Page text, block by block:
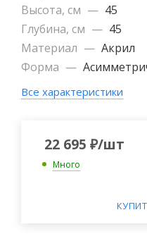
Высота, см — 45
Глубина, см — 45
Материал — Акрил
Форма —
Все характеристики
22 695 ₽/шт
Много